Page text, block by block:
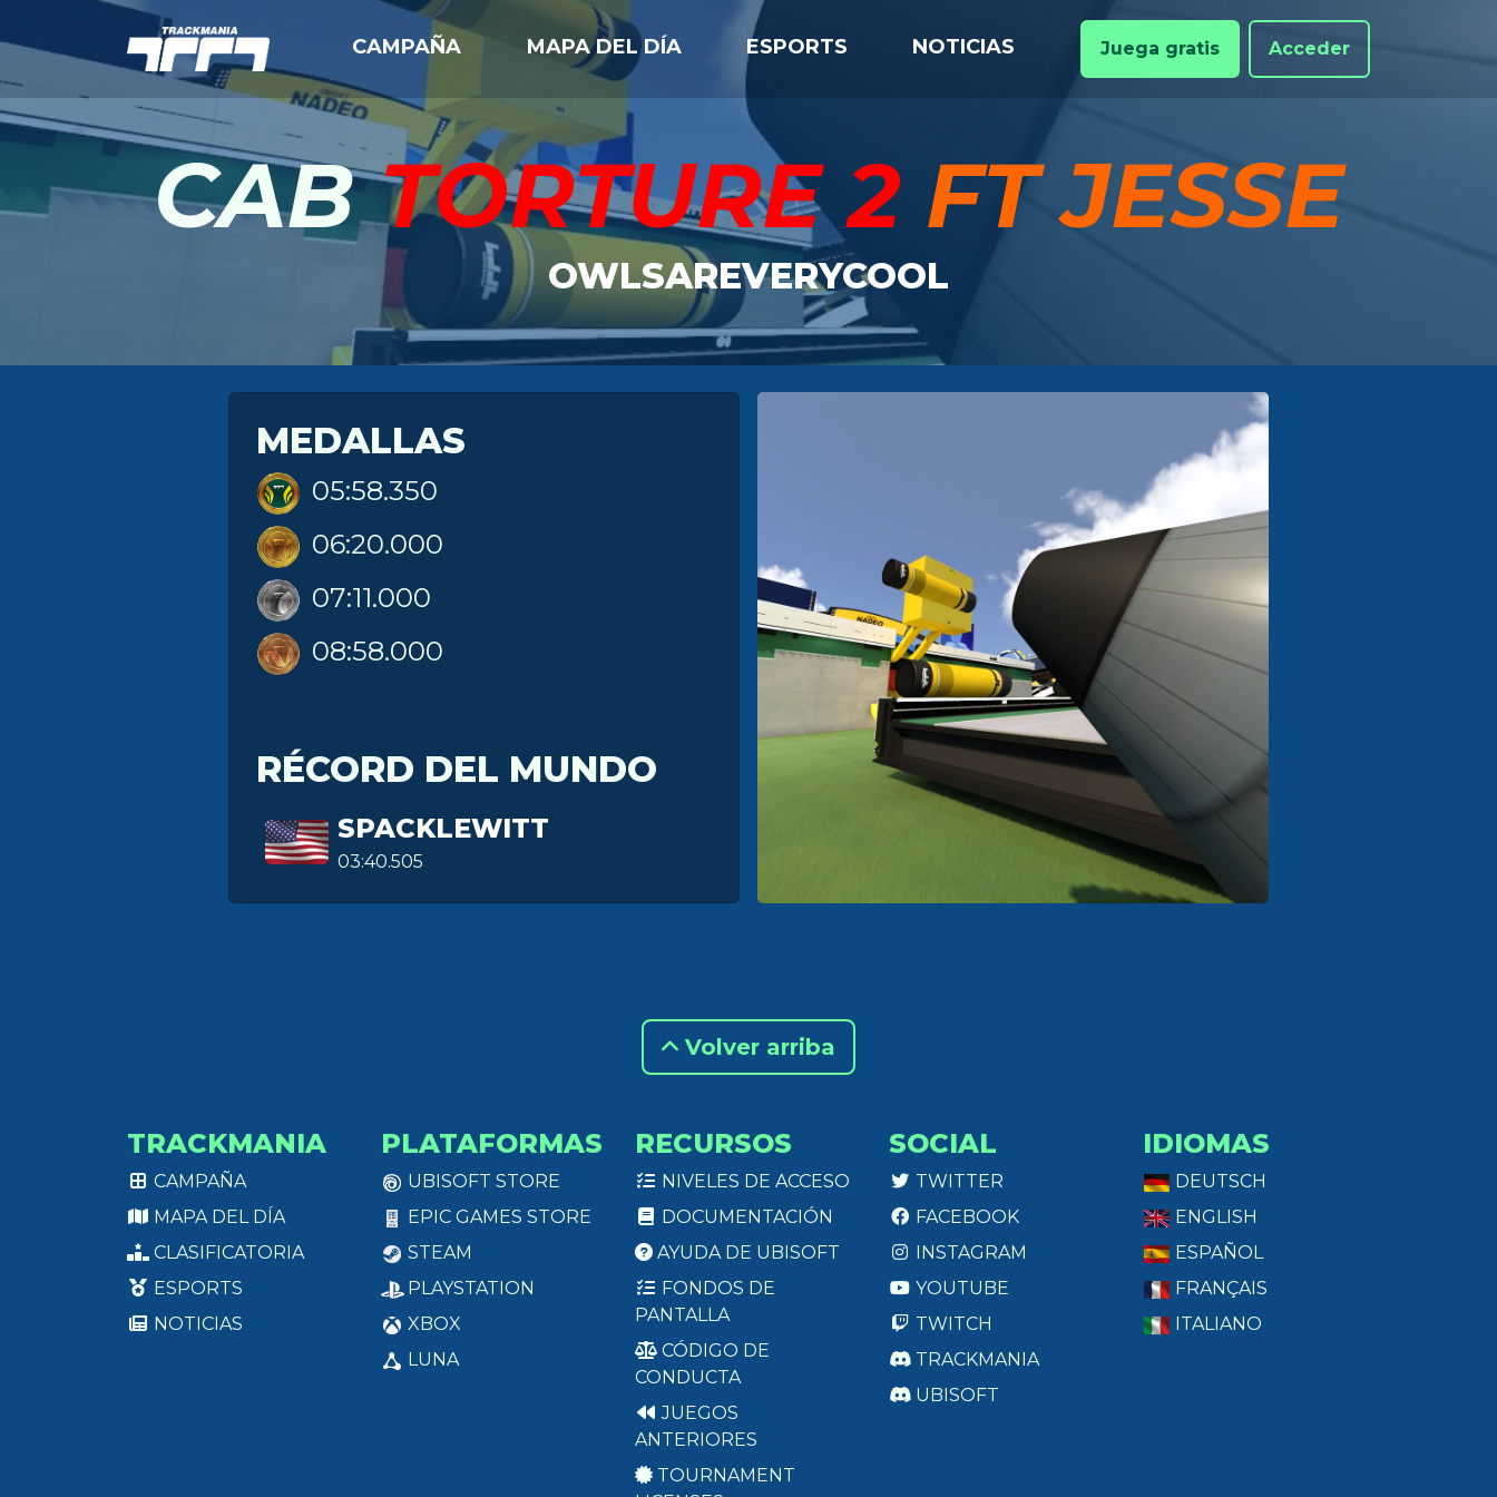
CAMPAÑA MAPA DEL DÍA ESPORTS NOTICIAS Juega gratis Acceder
CABTORTURE 2 FT JESSE
OWLSAREVERYCOOL
MEDALLAS
05:58.350
06:20.000
07:11.000
08:58.000
RÉCORD DEL MUNDO
SPACKLEWITT
03:40.505
Volver arriba
TRACKMANIA
CAMPAÑA
MAPA DEL DÍA
CLASIFICATORIA
ESPORTS
NOTICIAS
PLATAFORMAS
UBISOFT STORE
EPIC GAMES STORE
STEAM
PLAYSTATION
XBOX
LUNA
RECURSOS
NIVELES DE ACCESO
DOCUMENTACIÓN
AYUDA DE UBISOFT
FONDOS DE
PANTALLA
CÓDIGO DE
CONDUCTA
JUEGOS
ANTERIORES
TOURNAMENT
SOCIAL
TWITTER
FACEBOOK
INSTAGRAM
YOUTUBE
TWITCH
TRACKMANIA
UBISOFT
IDIOMAS
DEUTSCH
ENGLISH
ESPAÑOL
FRANÇAIS
ITALIANO